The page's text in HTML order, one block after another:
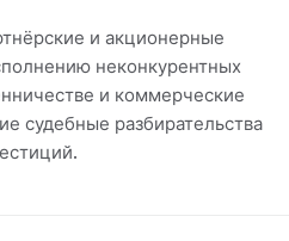
и акционерные
неконкурентных
и коммерческие
судебные разбирательства